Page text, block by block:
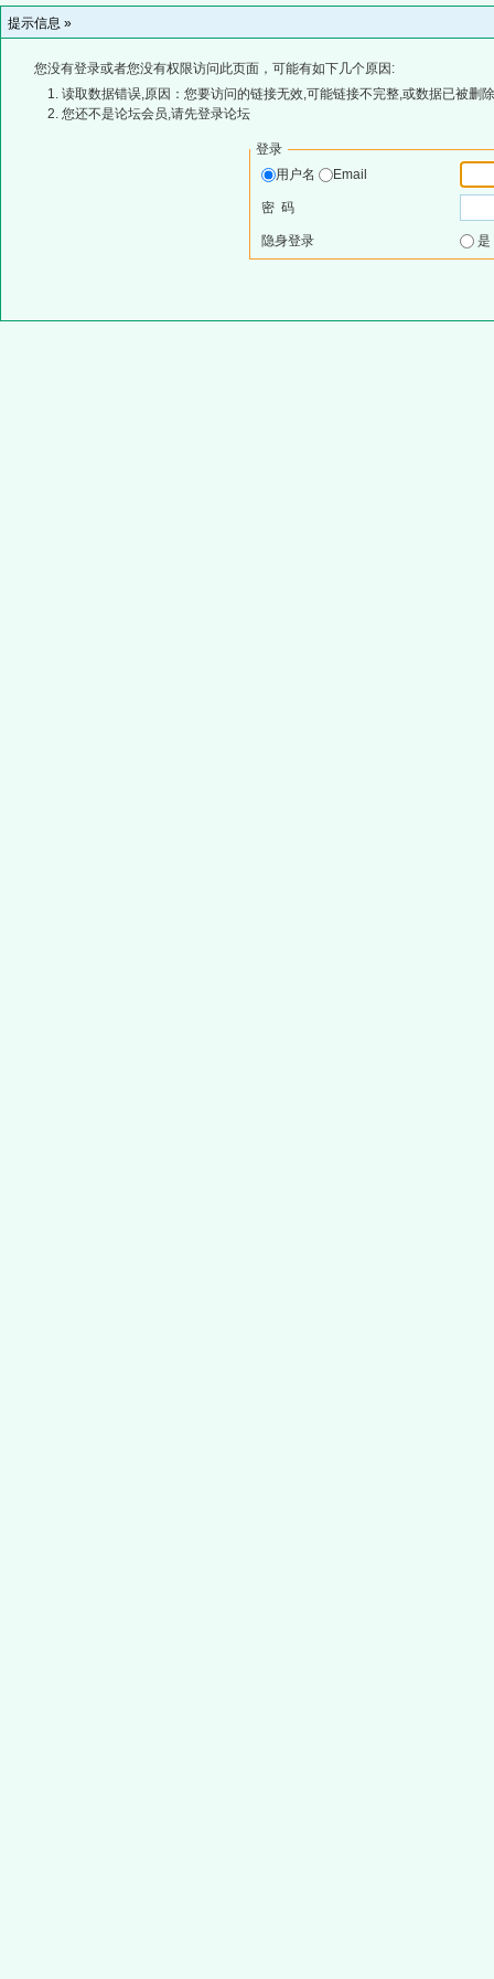
提示信息 »
您没有登录或者您没有权限访问此页面，可能有如下几个原因:
读取数据错误,原因：您要访问的链接无效,可能链接不完整,或数据已被删
您还不是论坛会员,请先登录论坛
登录
用户名
Email
密 码
隐身登录